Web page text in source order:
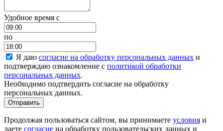
Удобное время c
по
Я даю согласие на обработку персональных данных и
подтверждаю ознакомление с политикой обработки
персональных данных.
Необходимо подтвердить согласие на обработку
персональных данных.
Отправить
Продолжая пользоваться сайтом, вы принимаете условия и
даете согласие на обработку пользовательских данных и